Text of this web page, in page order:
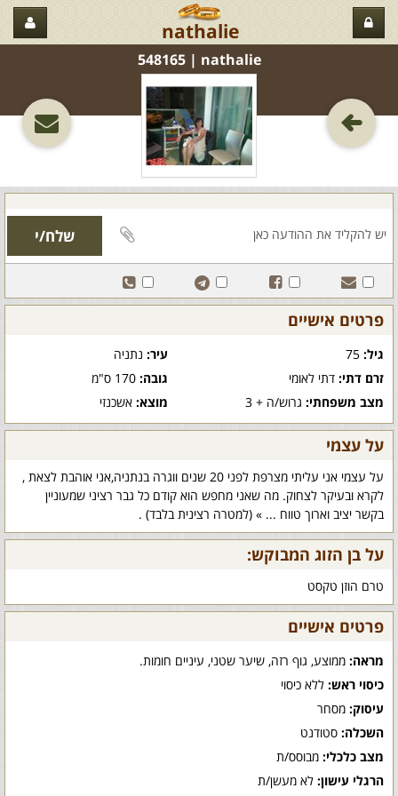
nathalie
nathalie‏ | 548165
פרטים אישיים
גיל: עיר:נתניה
זרם דתי: דתי לאומי גובה:170 ס"מ
מצב משפחתי: גרוש/ה + 3 מוצא:אשכנזי
על עצמי
על עצמי אני עליתי מצרפת לפני 20 שנים ווגרה בנתניה,אני אוהבת לצאת ,
לקרא ובעיקר לצחוק. מה שאני מחפש הוא קודם כל גבר רציני שמעוניין
בקשר יציב וארוך טווח ... » (למטרה רצינית בלבד) .
על בן הזוג המבוקש:
טרם הוזן טקסט
פרטים אישיים
מראה: ממוצע, גוף רזה, שיער שטני, עיניים חומות.
כיסוי ראש: ללא כיסוי
עיסוק: מסחר
השכלה: סטודנט
מצב כלכלי: מבוסס/ת
הרגלי עישון: לא מעשן/ת